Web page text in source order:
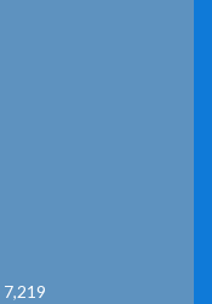
7,219